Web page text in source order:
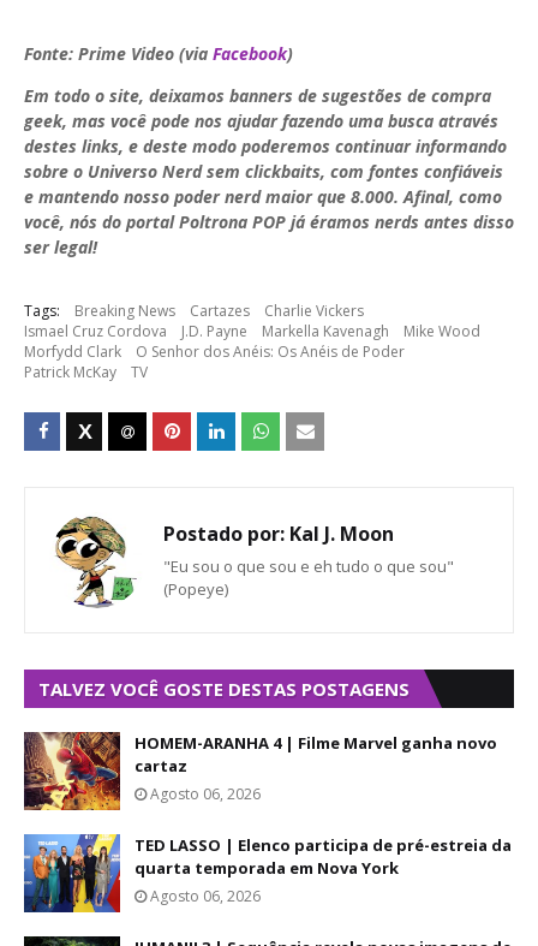
Fonte: Prime Video (via Facebook)
Em todo o site, deixamos banners de sugestões de compra
geek, mas você pode nos ajudar fazendo uma busca através
destes links, e deste modo poderemos continuar informando
sobre o Universo Nerd sem clickbaits, com fontes confiáveis
e mantendo nosso poder nerd maior que 8.000. Afinal, como
você, nós do portal Poltrona POP já éramos nerds antes disso
ser legal!
Tags: Breaking News Cartazes
Charlie Vickers
Ismael Cruz Cordova
J.D. Payne Markella Kavenagh
Mike Wood
Morfydd Clark
O Senhor dos Anéis: Os Anéis de Poder
Patrick McKay
TV
Postado por: Kal J. Moon
"Eu sou o que sou e eh tudo o que sou"
(Popeye)
TALVEZ VOCÊ GOSTE DESTAS POSTAGENS
HOMEM-ARANHA 4 | Filme Marvel ganha novo
cartaz
Agosto 06, 2026
TED LASSO | Elenco participa de pré-estreia da
quarta temporada em Nova York
Agosto 06, 2026